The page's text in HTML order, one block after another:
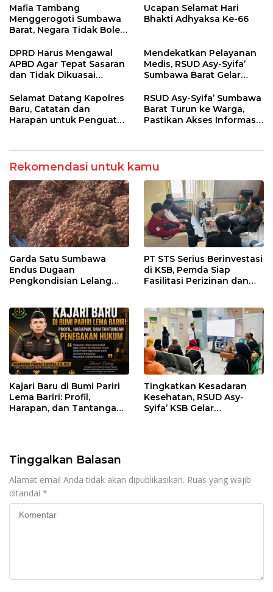
Melitus pada Lansia
Mafia Tambang
Menggerogoti Sumbawa
Barat, Negara Tidak Boleh
hingga WNA
Ucapan Selamat Hari
Bhakti Adhyaksa Ke-66
DPRD Harus Mengawal
APBD Agar Tepat Sasaran
dan Tidak Dikuasai
Tertentu
Mendekatkan Pelayanan
Medis, RSUD Asy-Syifa’
Sumbawa Barat Gelar
Kesehatan di Taliwang
Selamat Datang Kapolres
Baru, Catatan dan
Harapan untuk Penguatan
RSUD Asy-Syifa’ Sumbawa
Barat Turun ke Warga,
Pastikan Akses Informasi
Rekomendasi untuk kamu
Garda Satu Sumbawa
Endus Dugaan
Pengkondisian Lelang
senilai Rp 7,5 Miliar
PT STS Serius Berinvestasi
di KSB, Pemda Siap
Fasilitasi Perizinan dan
Kajari Baru di Bumi Pariri
Lema Bariri: Profil,
Harapan, dan Tantangan
Tingkatkan Kesadaran
Kesehatan, RSUD Asy-
Syifa’ KSB Gelar
Tinggalkan Balasan
Alamat email Anda tidak akan dipublikasikan. Ruas yang wajib
ditandai *